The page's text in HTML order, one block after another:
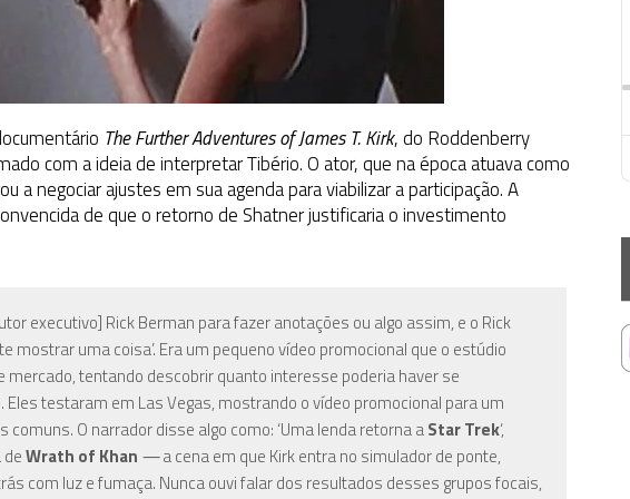
The Further Adventures of James T. Kirk, do Roddenberry
com a ideia de interpretar Tibério. O ator, que na época atuava como
a negociar ajustes em sua agenda para viabilizar a participação. A
de que o retorno de Shatner justificaria o investimento
executivo] Rick Berman para fazer anotações ou algo assim, e o Rick
mostrar uma coisa’. Era um pequeno vídeo promocional que o estúdio
mercado, tentando descobrir quanto interesse poderia haver se
testaram em Las Vegas, mostrando o vídeo promocional para um
O narrador disse algo como: ‘Uma lenda retorna aStar Trek‘,
Wrath of Khan —a cena em que Kirk entra no simulador de ponte,
com luz e fumaça. Nunca ouvi falar dos resultados desses grupos focais,